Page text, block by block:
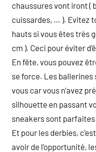
chaussures vont iront (
cuissardes, … ). Evitez
hauts si vous êtes très
cm ). Ceci pour éviter
En fête, vous pouvez
se force. Les
vous car vous n’avez
silhouette en passant
sneakers sont
Et pour les derbies,
avoir de l’opportunité,